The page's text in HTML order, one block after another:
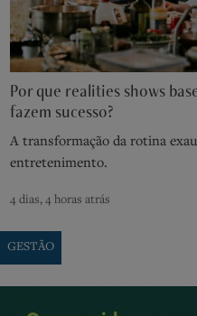
Por que realities shows
fazem sucesso?
A transformação da rotina
entretenimento.
4 dias, 4 horas atrás
GESTÃO